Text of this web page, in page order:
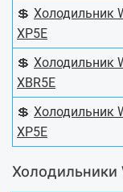
💲 Холодильник
XP5E
💲 Холодильник
XBR5E
💲 Холодильник
XP5E
Холодильники